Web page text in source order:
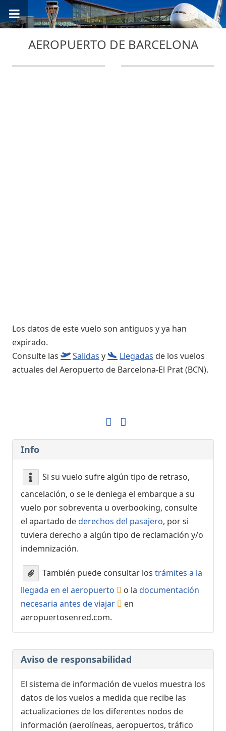
AEROPUERTO DE BARCELONA
Los datos de este vuelo son antiguos y ya han
expirado.
Consulte las
Salidas y Llegadas de los vuelos
actuales del Aeropuerto de Barcelona-El Prat (BCN).
Info
Si su vuelo sufre algún tipo de retraso,
cancelación, o se le deniega el embarque a su
vuelo por sobreventa u overbooking, consulte
el apartado dederechos del pasajero, por si
tuviera derecho a algún tipo de reclamación y/o
indemnización.
También puede consultar los trámites a la
llegada en el aeropuerto
o la documentación
necesaria antes de viajar
en
aeropuertosenred.com.
Aviso de responsabilidad
El sistema de información de vuelos muestra los
datos de los vuelos a medida que recibe las
actualizaciones de los diferentes nodos de
información (aerolíneas, aeropuertos, tráfico